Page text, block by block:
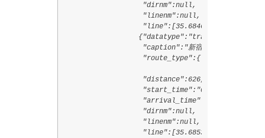
                   "dirnm":null,
                   "linenm":null,
                  {"datatype":"train",
                   "caption":"新宿三丁目駅",
                   "route_type":{"code":"3000",
                   "distance":626,
                   "start_time":"0930",
                   "arrival_time":"0932",
                   "dirnm":null,
                   "linenm":null,